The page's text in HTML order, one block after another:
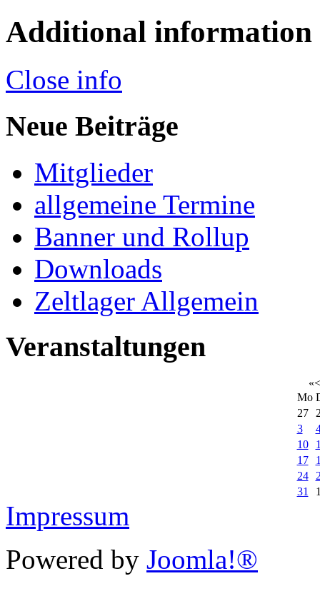
Additional information
Close info
Neue Beiträge
Mitglieder
allgemeine Termine
Banner und Rollup
Downloads
Zeltlager Allgemein
Veranstaltungen
«<
Mo
27
3
10
17
24
31
Impressum
Powered by Joomla!®